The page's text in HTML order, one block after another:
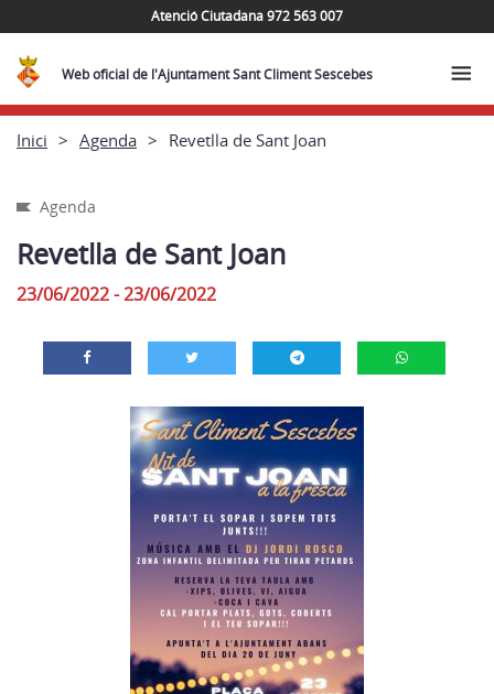
Atenció Ciutadana 972 563 007
Web oficial de l'Ajuntament Sant Climent Sescebes
Inici Agenda Revetlla de Sant Joan
Agenda
Revetlla de Sant Joan
23/06/2022 - 23/06/2022